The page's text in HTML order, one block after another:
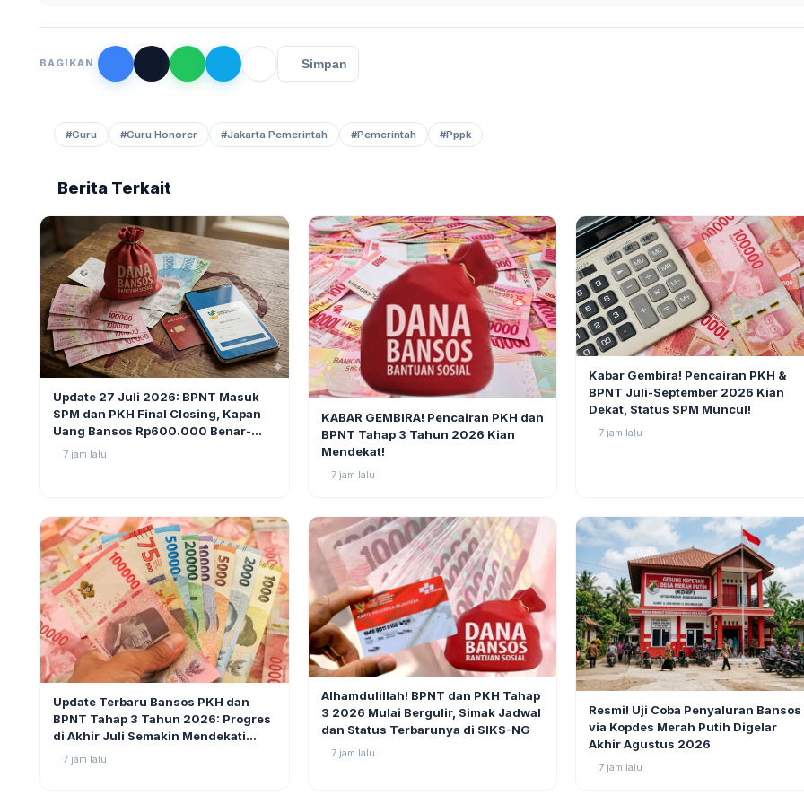
BAGIKAN Simpan
#Guru #Guru Honorer #Jakarta Pemerintah #Pemerintah #Pppk
Berita Terkait
Update 27 Juli 2026: BPNT Masuk
SPM dan PKH Final Closing, Kapan
Uang Bansos Rp600.000 Benar-
benar Cair?
7 jam lalu
KABAR GEMBIRA! Pencairan PKH dan
BPNT Tahap 3 Tahun 2026 Kian
Mendekat!
7 jam lalu
Kabar Gembira! Pencairan PKH &
BPNT Juli-September 2026 Kian
Dekat, Status SPM Muncul!
7 jam lalu
Update Terbaru Bansos PKH dan
BPNT Tahap 3 Tahun 2026: Progres
di Akhir Juli Semakin Mendekati
Pencairan
7 jam lalu
Alhamdulillah! BPNT dan PKH Tahap
3 2026 Mulai Bergulir, Simak Jadwal
dan Status Terbarunya di SIKS-NG
7 jam lalu
Resmi! Uji Coba Penyaluran Bansos
via Kopdes Merah Putih Digelar
Akhir Agustus 2026
7 jam lalu